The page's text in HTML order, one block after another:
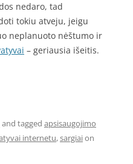
nedaro, tad
tokiu atveju, jeigu
neplanuoto nėštumo ir
– geriausia išeitis.
and tagged apsisaugojimo
internetu,sargiaion